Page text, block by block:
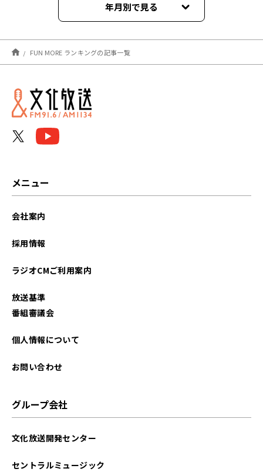
年月別で見る
2026年08月
2026年07月
2026年06月
2025年09月
2025年06月
FUN MORE ランキングの記事一覧
メニュー
会社案内
採用情報
ラジオCMご利用案内
放送基準
番組審議会
個人情報について
お問い合わせ
グループ会社
文化放送開発センター
セントラルミュージック